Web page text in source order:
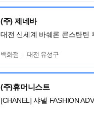
(주) 제네바
대전 신세계 바쉐론 콘스탄틴
백화점 대전 유성구
(주)휴머니스트
[CHANEL] 샤넬 FASHION